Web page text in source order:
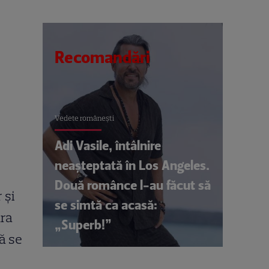
şi
se
Recomandări
Vedete româneşti
Adi Vasile, întâlnire
neașteptată în Los Angeles.
Două românce l-au făcut să
se simtă ca acasă:
„Superb!”